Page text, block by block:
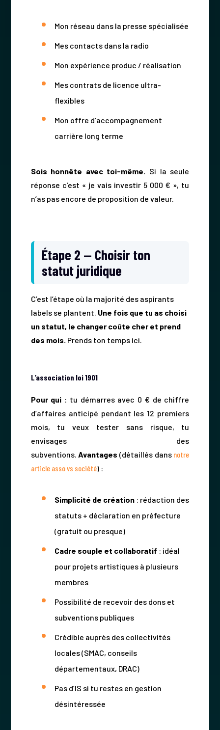
Mon réseau dans la presse spécialisée
Mes contacts dans la radio
Mon expérience produc / réalisation
Mes contrats de licence ultra-
flexibles
Mon offre d’accompagnement
carrière long terme
Sois honnête avec toi-même.
Si la seule
réponse c’est « je vais investir 5 000 € », tu
n’as pas encore de proposition de valeur.
Étape 2 — Choisir ton
statut juridique
C’est l’étape où la majorité des aspirants
labels se plantent. Une fois que tu as choisi
un statut, le changer coûte cher et prend
des mois. Prends ton temps ici.
L’association loi 1901
Pour qui : tu démarres avec 0 € de chiffre
d’affaires anticipé pendant les 12 premiers
mois, tu veux tester sans risque, tu
envisages des
subventions. Avantages (détaillés dans notre
article asso vs société) :
Simplicité de création : rédaction des
statuts + déclaration en préfecture
(gratuit ou presque)
Cadre souple et collaboratif : idéal
pour projets artistiques à plusieurs
membres
Possibilité de recevoir des dons et
subventions publiques
Crédible auprès des collectivités
locales (SMAC, conseils
départementaux, DRAC)
Pas d’IS si tu restes en gestion
désintéressée